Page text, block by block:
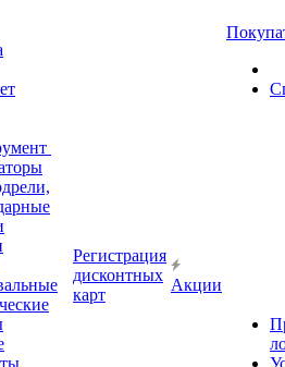
Регистрация
дисконтных
карт
Акции